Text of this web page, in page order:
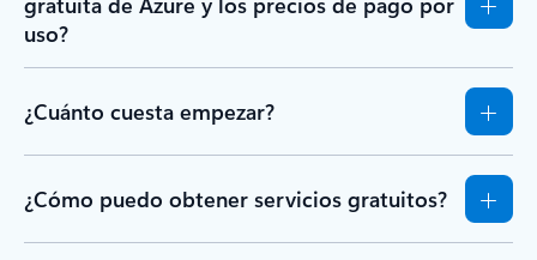
uso?
¿Cuánto cuesta empezar?
¿Cómo puedo obtener servicios gratuitos?